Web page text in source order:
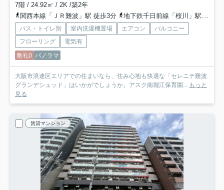
7階 / 24.92㎡ / 2K /築2年
関西本線「ＪＲ難波」駅 徒歩3分
地下鉄千日前線「桜川」駅 徒歩4分
バス・トイレ別 室内洗濯機置場 エアコン
バルコニー
フローリング
電気有
敷礼0 パノラマ
大阪市浪速区エリアでの住まいなら、住み心地も快適な「セレニテ難波
グランデシュッド」はいかがでしょうか。アスク南堀江保育園... もっと
見る
賃貸マンション